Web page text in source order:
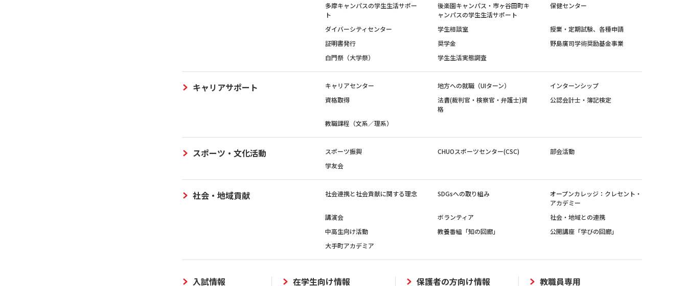
多摩キャンパスの学生生活サポー
ト
後楽園キャンパス・市ヶ谷田町キ
ャンパスの学生生活サポート
保健センター
ダイバーシティセンター 学生相談室
授業・定期試験、各種申請
証明書発行
奨学金
野島廣司学術奨励基金事業
白門祭（大学祭）
学生生活実態調査
キャリアサポート キャリアセンター 地方への就職（UIターン）
インターンシップ
資格取得
法曹(裁判官・検察官・弁護士)資
格
公認会計士・簿記検定
教職課程（文系／理系）
スポーツ・文化活動 スポーツ振興 CHUOスポーツセンター(CSC)
部会活動
学友会
社会・地域貢献 社会連携と社会貢献に関する理念 SDGsへの取り組み
オープンカレッジ：クレセント・
アカデミー
講演会
ボランティア
社会・地域との連携
中高生向け活動
教養番組「知の回廊」
公開講座「学びの回廊」
大手町アカデミア
入試情報 在学生向け情報 保護者の方向け情報 教職員専用